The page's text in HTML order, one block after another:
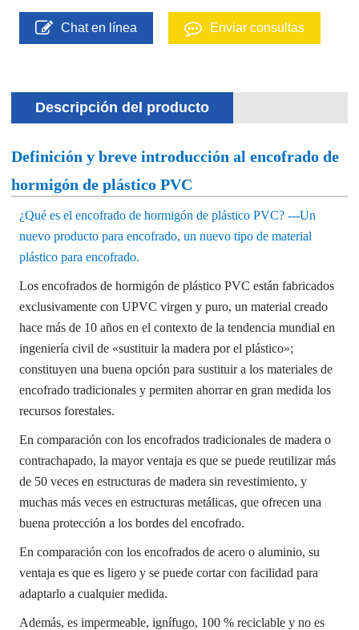
Chat en línea Enviar consultas
Descripción del producto
Definición y breve introducción al encofrado de
hormigón de plástico PVC
¿Qué es el encofrado de hormigón de plástico PVC?---Un
nuevo producto para encofrado, un nuevo tipo de material
plástico para encofrado.
Los encofrados de hormigón de plástico PVC están fabricados
exclusivamente con UPVC virgen y puro, un material creado
hace más de 10 años en el contexto de la tendencia mundial en
ingeniería civil de «sustituir la madera por el plástico»;
constituyen una buena opción para sustituir a los materiales de
encofrado tradicionales y permiten ahorrar en gran medida los
recursos forestales.
En comparación con los encofrados tradicionales de madera o
contrachapado, la mayor ventaja es que se puede reutilizar más
de 50 veces en estructuras de madera sin revestimiento, y
muchas más veces en estructuras metálicas, que ofrecen una
buena protección a los bordes del encofrado.
En comparación con los encofrados de acero o aluminio, su
ventaja es que es ligero y se puede cortar con facilidad para
adaptarlo a cualquier medida.
Además, es impermeable, ignífugo, 100 % reciclable y no es